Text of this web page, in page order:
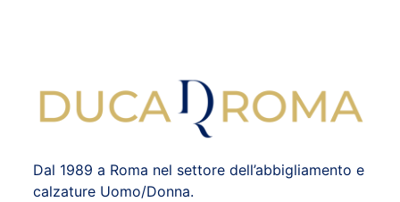
Dal 1989 a Roma nel settore dell’abbigliamento e
calzature Uomo/Donna.